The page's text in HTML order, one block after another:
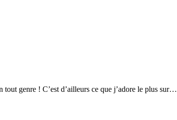
genre ! C’est d’ailleurs ce que j’adore le plus sur…